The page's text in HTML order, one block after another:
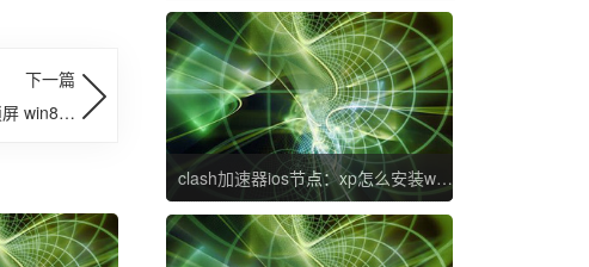
下一篇
win8如
clash加速器ios节点：xp怎么安装win8系统 xp系统装win8教程